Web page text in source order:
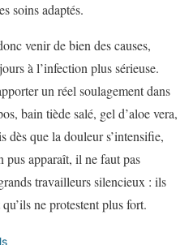
soins adaptés.
venir de bien des causes,
à l’infection plus sérieuse.
un réel soulagement dans
bain tiède salé, gel d’aloe vera,
dès que la douleur s’intensifie,
pus apparaît, il ne faut pas
travailleurs silencieux : ils
ne protestent plus fort.